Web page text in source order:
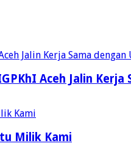
Aceh Jalin Kerja
Milik Kami